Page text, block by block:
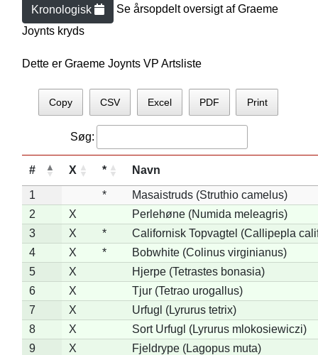
Kronologisk Se årsopdelt oversigt afGraeme
Joynts kryds
Dette er Graeme Joynts VP Artsliste
Copy CSV Excel PDF Print
Søg:
# X * Navn
1 *
Masaistruds (Struthio camelus)
2
X
Perlehøne (Numida meleagris)
3
X *
Californisk Topvagtel (Callipepla
4
X *
Bobwhite (Colinus virginianus)
5
X
Hjerpe (Tetrastes bonasia)
6
X
Tjur (Tetrao urogallus)
7
X
Urfugl (Lyrurus tetrix)
8
X
Sort Urfugl (Lyrurus mlokosiewiczi)
9
X
Fjeldrype (Lagopus muta)